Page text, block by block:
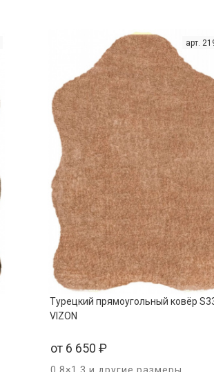
арт.
Турецкий прямоугольный ковёр
VIZON
от 6 650 ₽